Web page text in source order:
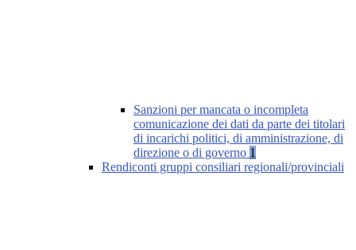
Sanzioni per mancata o incompleta
comunicazione dei dati da parte dei titolari
di incarichi politici, di amministrazione, di
direzione o di governo 1
Rendiconti gruppi consiliari regionali/provinciali